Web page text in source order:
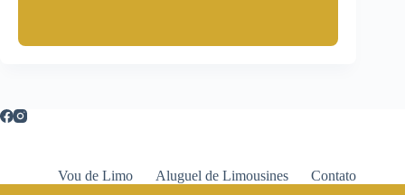
Vou de Limo Aluguel de Limousines Contato